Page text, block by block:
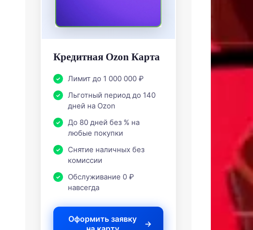
Кредитная Ozon Карта
Лимит до 1 000 000 ₽
Льготный период до 140
дней на Ozon
До 80 дней без % на
любые покупки
Снятие наличных без
комиссии
Обслуживание 0 ₽
навсегда
Оформить заявку